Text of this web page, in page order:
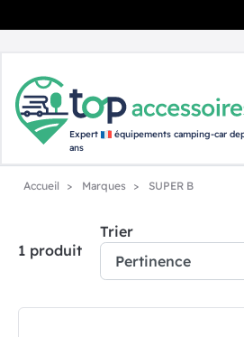
Expert
équipements camping-car
ans
Accueil Marques SUPER B
1 produit
Trier